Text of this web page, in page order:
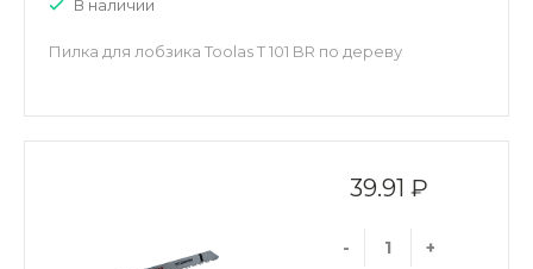
В наличии
Пилка для лобзика Toolas T 101 BR по дереву
39.91 ₽
- +